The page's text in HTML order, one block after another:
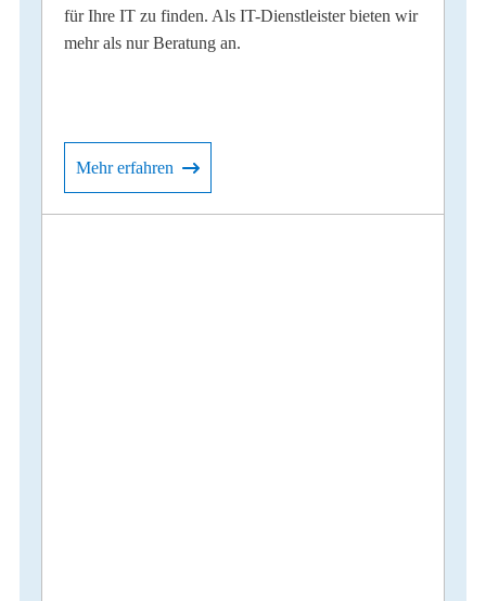
für Ihre IT zu finden. Als IT-Dienstleister bieten wir
mehr als nur Beratung an.
Mehr erfahren